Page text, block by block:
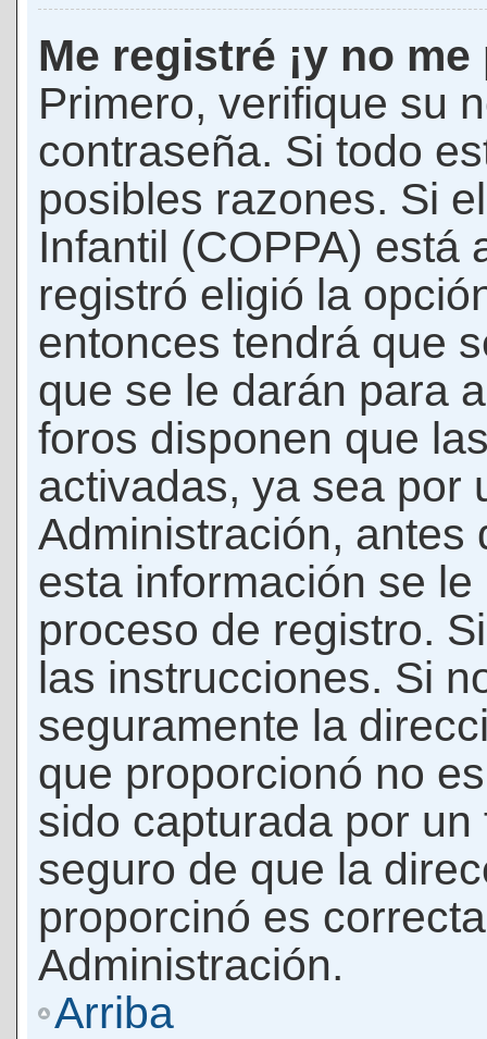
Me registré ¡y no
Primero, verifique su
contraseña. Si todo
posibles razones. Si
Infantil (COPPA) está
registró eligió la
entonces tendrá que
que se le darán para
foros disponen que
activadas, ya sea por
Administración, antes
esta información se
proceso de registro.
las instrucciones. Si
seguramente la
que proporcionó no
sido capturada por
seguro de que la
proporcinó es
Administración.
Arriba